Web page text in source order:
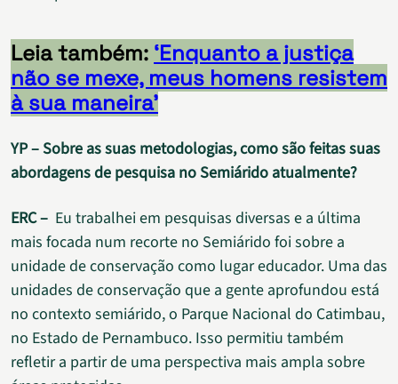
Leia também: ‘Enquanto a justiça
não se mexe, meus homens resistem
à sua maneira’
YP – Sobre as suas metodologias, como são feitas suas
abordagens de pesquisa no Semiárido atualmente?
ERC – Eu trabalhei em pesquisas diversas e a última
mais focada num recorte no Semiárido foi sobre a
unidade de conservação como lugar educador. Uma das
unidades de conservação que a gente aprofundou está
no contexto semiárido, o Parque Nacional do Catimbau,
no Estado de Pernambuco. Isso permitiu também
refletir a partir de uma perspectiva mais ampla sobre